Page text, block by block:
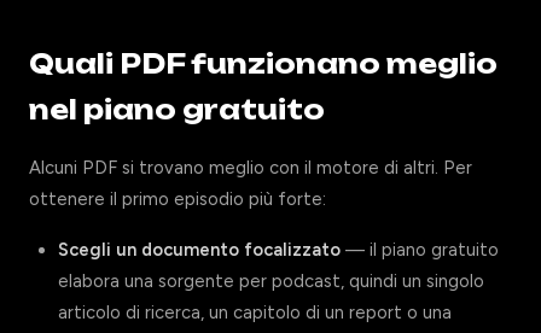
Quali PDF funzionano meglio
nel piano gratuito
Alcuni PDF si trovano meglio con il motore di altri. Per
ottenere il primo episodio più forte:
Scegli un documento focalizzato — il piano gratuito
elabora una sorgente per podcast, quindi un singolo
articolo di ricerca, un capitolo di un report o una